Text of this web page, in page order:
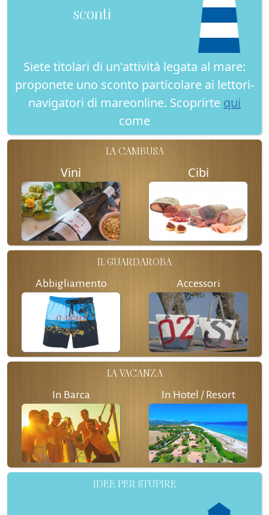
sconti
Siete titolari di un'attività legata al mare:
proponete uno sconto particolare ai lettori-
navigatori di mareonline. Scoprirte qui
come
LA CAMBUSA
Vini Cibi
IL GUARDAROBA
Abbigliamento Accessori
LA VACANZA
In Barca In Hotel / Resort
IDEE PER STUPIRE